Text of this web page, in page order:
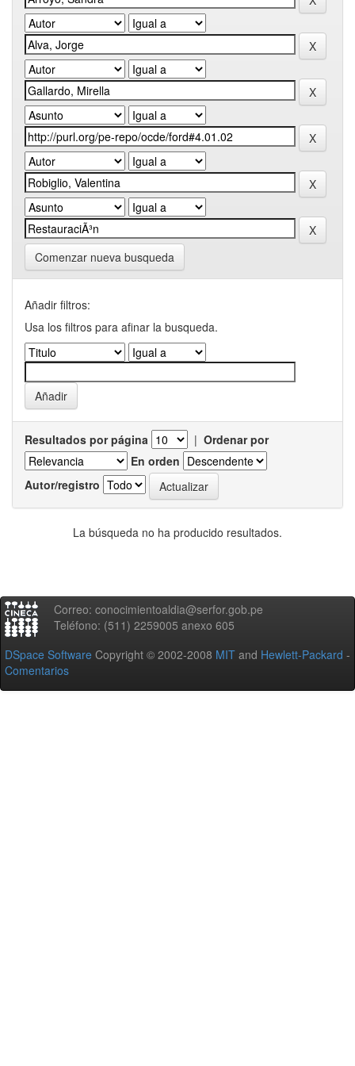
Comenzar nueva busqueda
Añadir filtros:
Usa los filtros para afinar la busqueda.
Resultados por página | Ordenar por
En orden
Autor/registro
La búsqueda no ha producido resultados.
Correo: conocimientoaldia@serfor.gob.pe
Teléfono: (511) 2259005 anexo 605
DSpace Software Copyright © 2002-2008 MIT and Hewlett-Packard -
Comentarios